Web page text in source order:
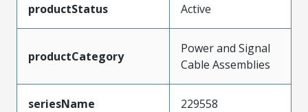
productStatus Active
productCategory
Power and Signal
Cable Assemblies
seriesName 229558